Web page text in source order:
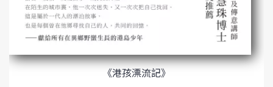
《港孩漂流記》